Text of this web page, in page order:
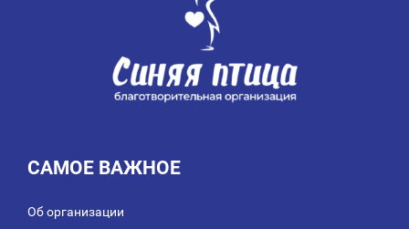
САМОЕ ВАЖНОЕ
Об организации